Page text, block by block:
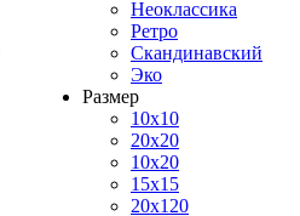
Неоклассика
Ретро
Скандинавский
Эко
Размер
10x10
20x20
10x20
15x15
20x120